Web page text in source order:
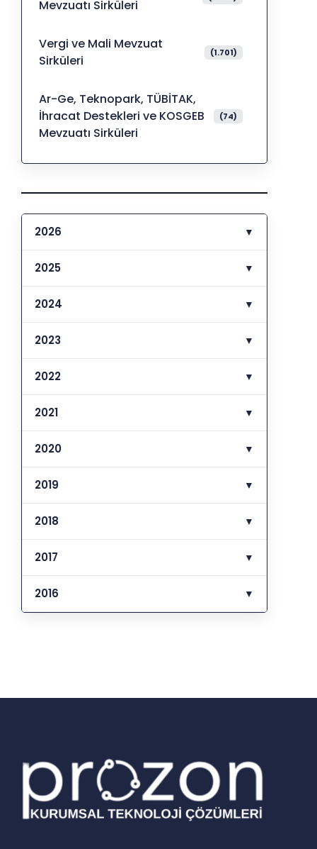
Mevzuatı Sirküleri
Vergi ve Mali Mevzuat
Sirküleri
(1.701)
Ar-Ge, Teknopark, TÜBİTAK,
İhracat Destekleri ve KOSGEB
Mevzuatı Sirküleri
(74)
2026 ▼
2025 ▼
2024 ▼
2023 ▼
2022 ▼
2021 ▼
2020 ▼
2019 ▼
2018 ▼
2017 ▼
2016 ▼